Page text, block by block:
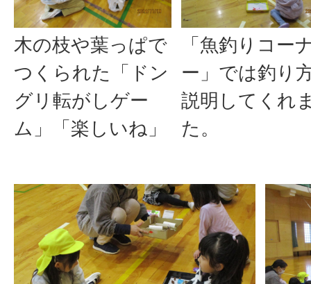
木の枝や葉っぱで
つくられた「ドン
グリ転がしゲー
ム」「楽しいね」
「魚釣りコー
ー」では釣り
説明してくれ
た。